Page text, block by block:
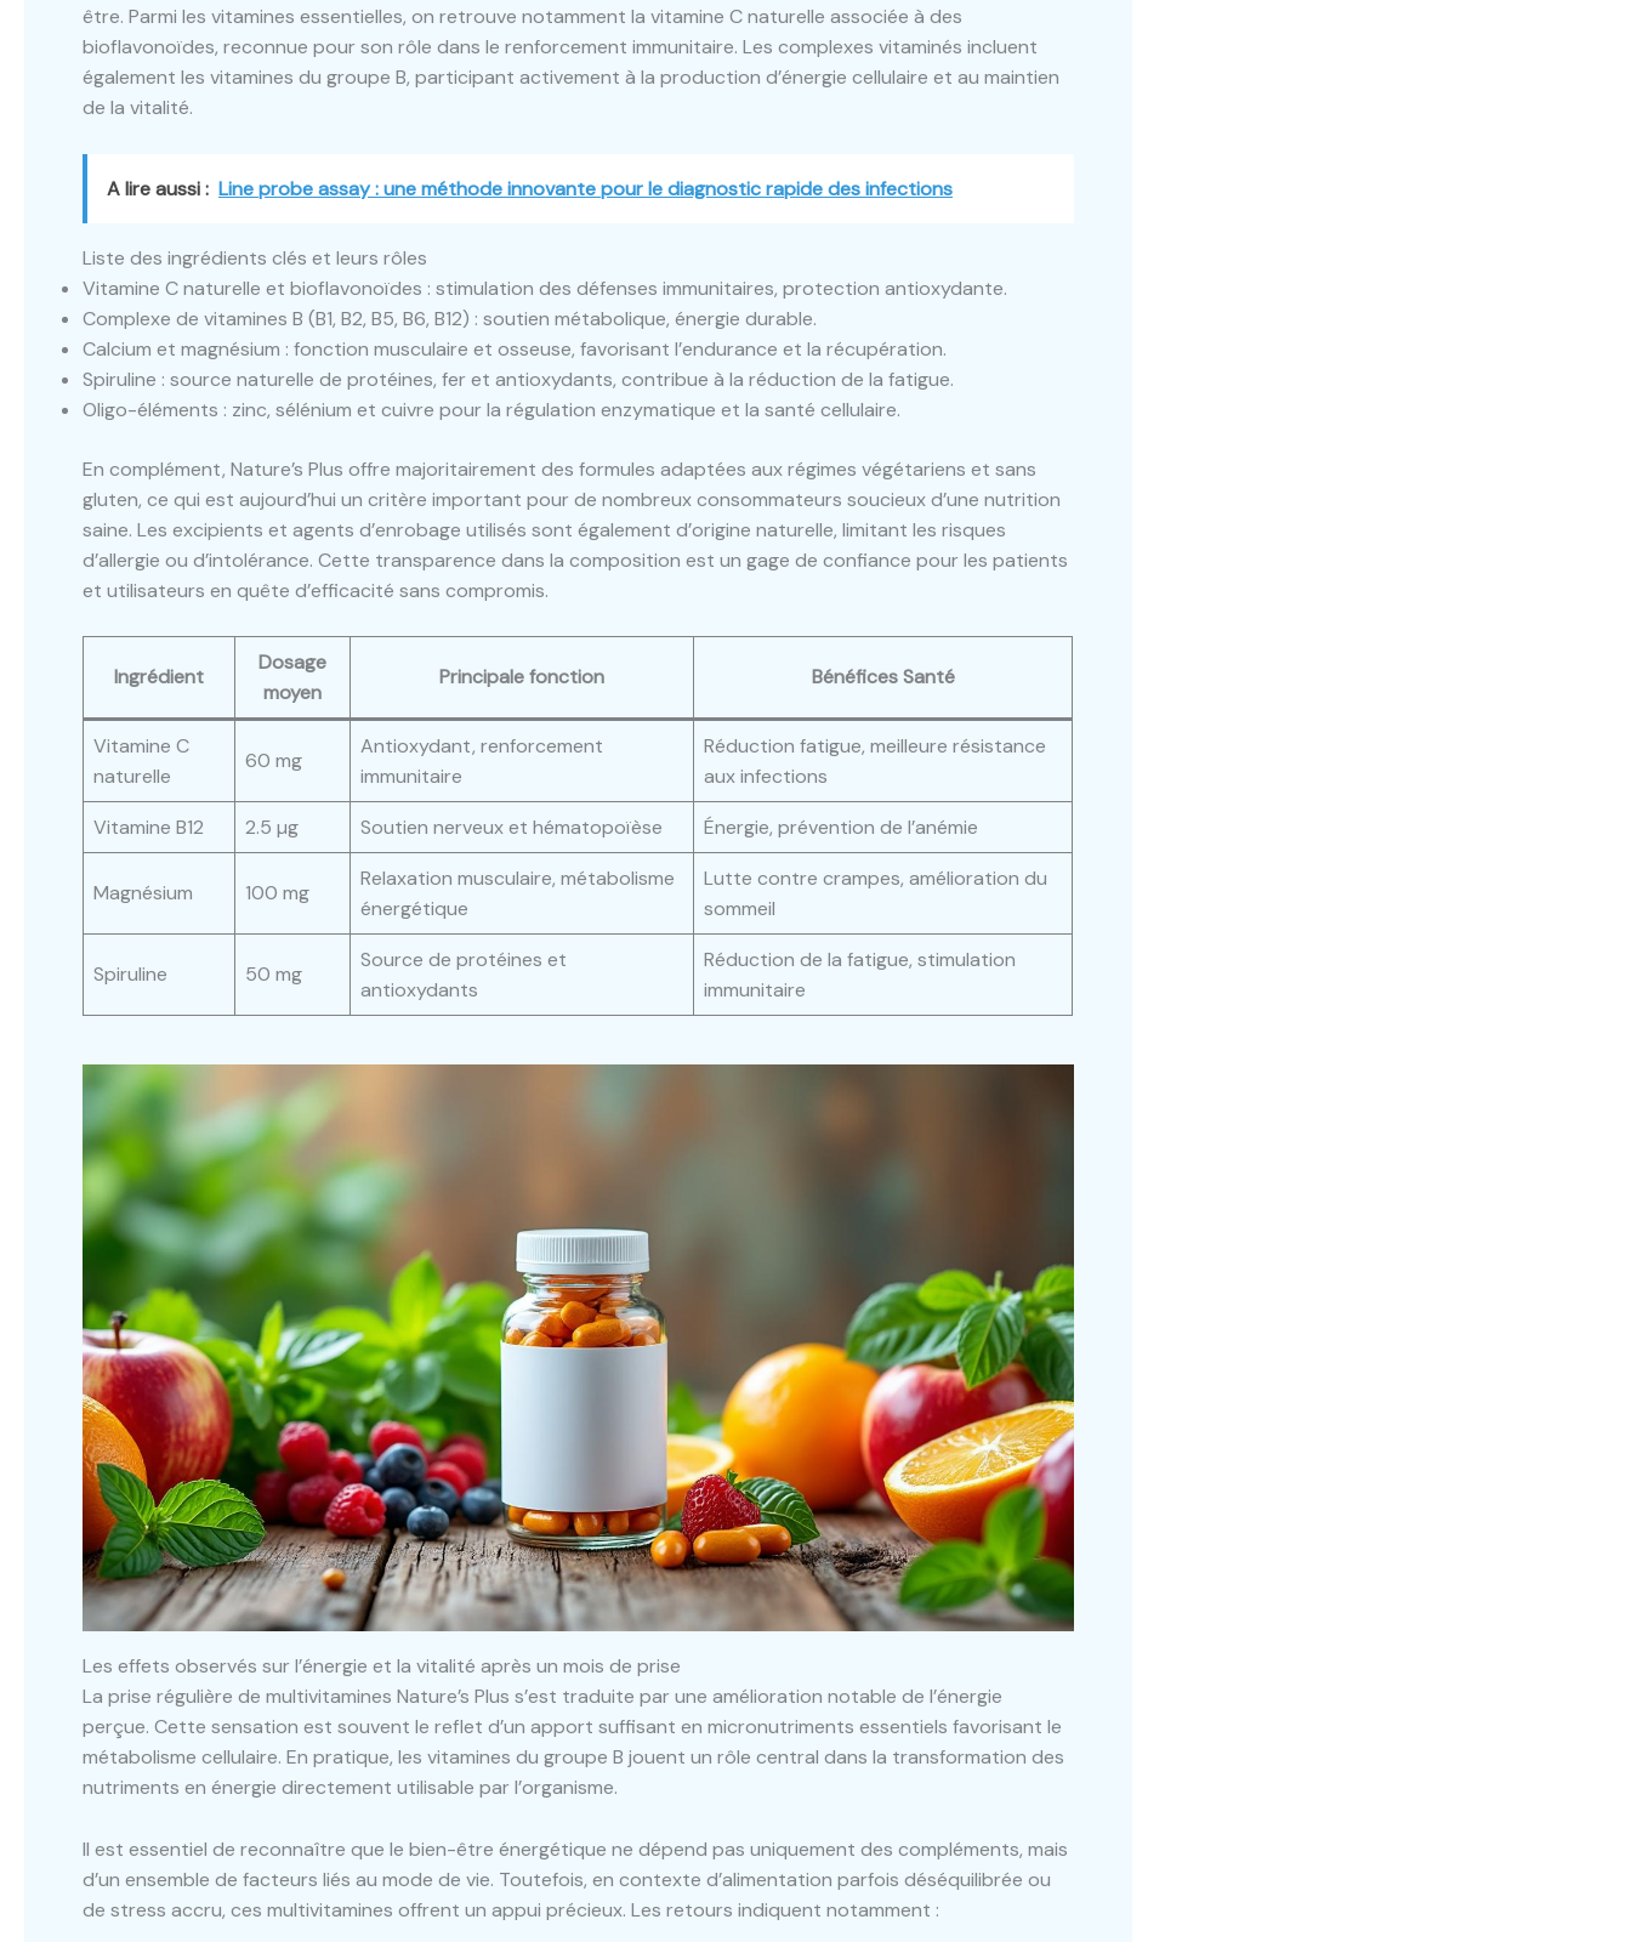
être. Parmi les vitamines essentielles, on retrouve notamment la vitamine C naturelle associée à des
bioflavonoïdes, reconnue pour son rôle dans le renforcement immunitaire. Les complexes vitaminés incluent
également les vitamines du groupe B, participant activement à la production d’énergie cellulaire et au maintien
de la vitalité.
A lire aussi : Line probe assay : une méthode innovante pour le diagnostic rapide des infections
Liste des ingrédients clés et leurs rôles
Vitamine C naturelle et bioflavonoïdes : stimulation des défenses immunitaires, protection antioxydante.
Complexe de vitamines B (B1, B2, B5, B6, B12) : soutien métabolique, énergie durable.
Calcium et magnésium : fonction musculaire et osseuse, favorisant l’endurance et la récupération.
Spiruline : source naturelle de protéines, fer et antioxydants, contribue à la réduction de la fatigue.
Oligo-éléments : zinc, sélénium et cuivre pour la régulation enzymatique et la santé cellulaire.
En complément, Nature’s Plus offre majoritairement des formules adaptées aux régimes végétariens et sans
gluten, ce qui est aujourd’hui un critère important pour de nombreux consommateurs soucieux d’une nutrition
saine. Les excipients et agents d’enrobage utilisés sont également d’origine naturelle, limitant les risques
d’allergie ou d’intolérance. Cette transparence dans la composition est un gage de confiance pour les patients
et utilisateurs en quête d’efficacité sans compromis.
Ingrédient
Dosage
moyen
Principale fonction Bénéfices Santé
Vitamine C
naturelle
60 mg
Antioxydant, renforcement
immunitaire
Réduction fatigue, meilleure résistance
aux infections
Vitamine B12
2.5 µg Soutien nerveux et hématopoïèse Énergie, prévention de l’anémie
Magnésium 100 mg
Relaxation musculaire, métabolisme
énergétique
Lutte contre crampes, amélioration du
sommeil
Spiruline 50 mg
Source de protéines et
antioxydants
Réduction de la fatigue, stimulation
immunitaire
Les effets observés sur l’énergie et la vitalité après un mois de prise
La prise régulière de multivitamines Nature’s Plus s’est traduite par une amélioration notable de l’énergie
perçue. Cette sensation est souvent le reflet d’un apport suffisant en micronutriments essentiels favorisant le
métabolisme cellulaire. En pratique, les vitamines du groupe B jouent un rôle central dans la transformation des
nutriments en énergie directement utilisable par l’organisme.
Il est essentiel de reconnaître que le bien-être énergétique ne dépend pas uniquement des compléments, mais
d’un ensemble de facteurs liés au mode de vie. Toutefois, en contexte d’alimentation parfois déséquilibrée ou
de stress accru, ces multivitamines offrent un appui précieux. Les retours indiquent notamment :